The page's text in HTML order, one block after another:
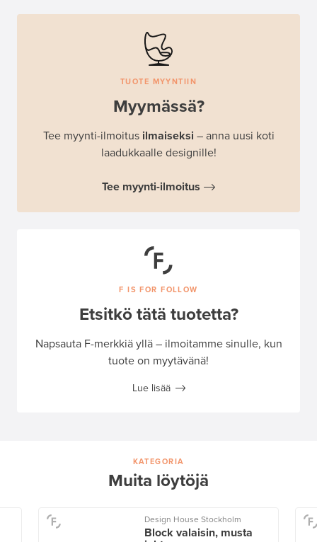
TUOTE MYYNTIIN
Myymässä?
Tee myynti-ilmoitus ilmaiseksi – anna uusi koti
laadukkaalle designille!
Tee myynti-ilmoitus
F IS FOR FOLLOW
Etsitkö tätä tuotetta?
Napsauta F-merkkiä yllä – ilmoitamme sinulle, kun
tuote on myytävänä!
Lue lisää
KATEGORIA
Muita löytöjä
Design House Stockholm
Block valaisin, musta